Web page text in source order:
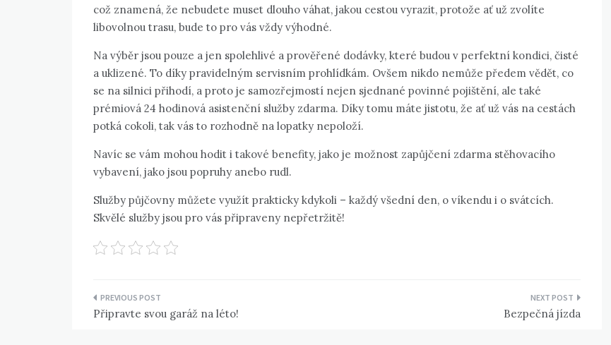
což znamená, že nebudete muset dlouho váhat, jakou cestou vyrazit, protože ať už zvolíte
libovolnou trasu, bude to pro vás vždy výhodné.
Na výběr jsou pouze a jen spolehlivé a prověřené dodávky, které budou v perfektní kondici, čisté
a uklizené. To díky pravidelným servisním prohlídkám. Ovšem nikdo nemůže předem vědět, co
se na silnici přihodí, a proto je samozřejmostí nejen sjednané povinné pojištění, ale také
prémiová 24 hodinová asistenční služby zdarma. Díky tomu máte jistotu, že ať už vás na cestách
potká cokoli, tak vás to rozhodně na lopatky nepoloží.
Navíc se vám mohou hodit i takové benefity, jako je možnost zapůjčení zdarma stěhovacího
vybavení, jako jsou popruhy anebo rudl.
Služby půjčovny můžete využít prakticky kdykoli – každý všední den, o víkendu i o svátcích.
Skvělé služby jsou pro vás připraveny nepřetržitě!
Navigace
pro
Připravte svou garáž na léto! Bezpečná jízda